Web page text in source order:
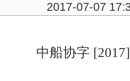
2017-07-07
中船协字